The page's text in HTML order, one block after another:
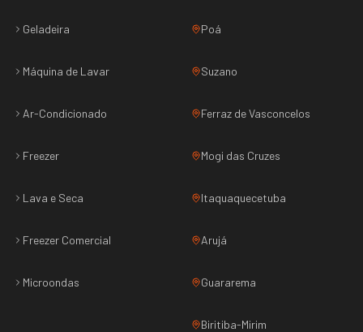
Geladeira
Máquina de Lavar
Ar-Condicionado
Freezer
Lava e Seca
Freezer Comercial
Microondas
Poá
Suzano
Ferraz de Vasconcelos
Mogi das Cruzes
Itaquaquecetuba
Arujá
Guararema
Biritiba-Mirim